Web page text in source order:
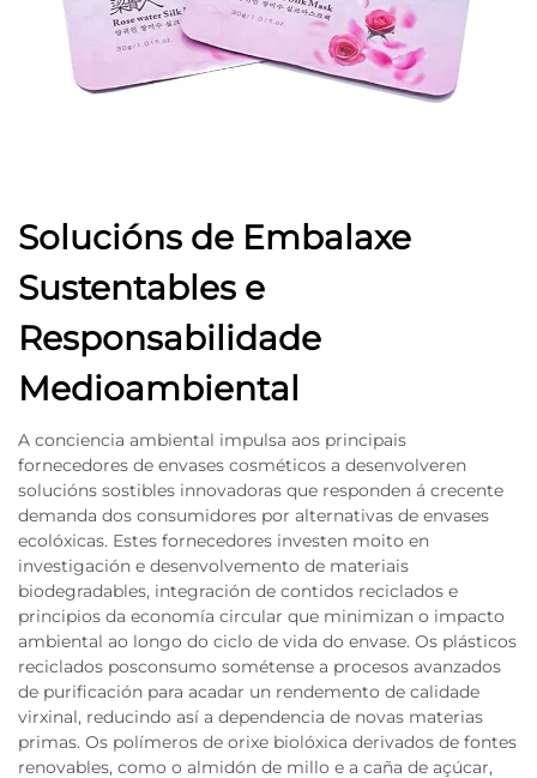
Solucións de Embalaxe
Sustentables e
Responsabilidade
Medioambiental
A conciencia ambiental impulsa aos principais
fornecedores de envases cosméticos a desenvolveren
solucións sostibles innovadoras que responden á crecente
demanda dos consumidores por alternativas de envases
ecolóxicas. Estes fornecedores investen moito en
investigación e desenvolvemento de materiais
biodegradables, integración de contidos reciclados e
principios da economía circular que minimizan o impacto
ambiental ao longo do ciclo de vida do envase. Os plásticos
reciclados posconsumo sométense a procesos avanzados
de purificación para acadar un rendemento de calidade
virxinal, reducindo así a dependencia de novas materias
primas. Os polímeros de orixe biolóxica derivados de fontes
renovables, como o almidón de millo e a caña de açúcar,